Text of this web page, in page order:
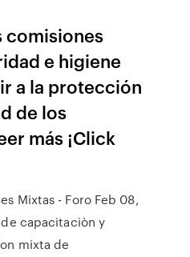
comisiones
e higiene
a la protección
de los
más ¡Click
Mixtas - Foro Feb 08,
de capacitaciòn y
mixta de